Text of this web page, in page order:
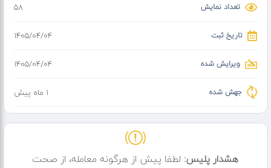
تعداد نمایش 58
تاریخ ثبت ۱۴۰۵/۰۴/۰۴
ویرایش شده ۱۴۰۵/۰۴/۰۴
جهش شده 1 ماه پیش
هشدار پلیس: لطفا پیش از هرگونه معامله، از صحت